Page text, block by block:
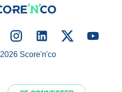
2026Score'n'co